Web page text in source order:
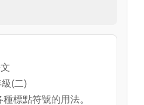
(二)
標點符號的用法。